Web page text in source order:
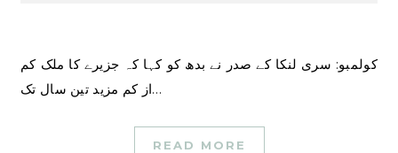
کولمبو: سری لنکا کے صدر نے بدھ کو کہا کہ جزیرے کا ملک کم
از کم مزید تین سال تک…
READ MORE